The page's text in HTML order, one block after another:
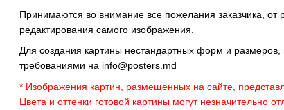
Принимаются во внимание все пожелания заказчика, от
редактирования самого изображения.
Для создания картины нестандартных форм и
требованиями на info@posters.md
* Изображения картин, размещенных на сайте,
Цвета и оттенки готовой картины могут незначительно